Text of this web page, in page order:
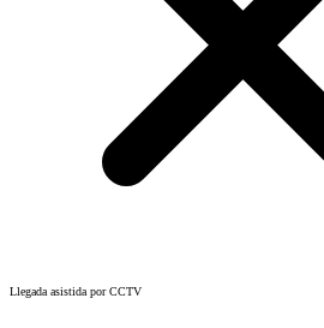
Llegada asistida por CCTV